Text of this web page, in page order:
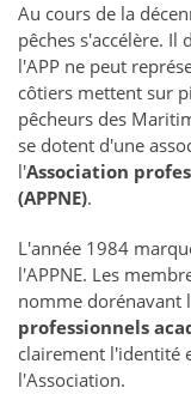
Au cours de la
pêches s'accélère.
l'APP ne peut
côtiers mettent sur
pêcheurs des
se dotent d'une
l'Association
(APPNE).
L'année 1984
l'APPNE. Les
nomme dorénavant
professionnels
clairement l'identité
l'Association.